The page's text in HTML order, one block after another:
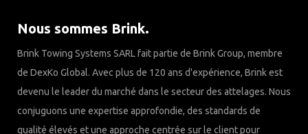
Nous sommes Brink.
Brink Towing Systems SARL fait partie de Brink Group, membre
de DexKo Global. Avec plus de 120 ans d'expérience, Brink est
devenu le leader du marché dans le secteur des attelages. Nous
conjuguons une expertise approfondie, des standards de
qualité élevés et une approche centrée sur le client pour